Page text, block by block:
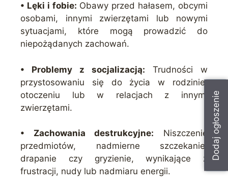
Dodaj ogłoszenie
• Lęki i fobie: Obawy przed hałasem, obcymi
osobami, innymi zwierzętami lub nowymi
sytuacjami, które mogą prowadzić do
niepożądanych zachowań.
• Problemy z socjalizacją: Trudności w
przystosowaniu się do życia w rodzinie,
otoczeniu lub w relacjach z innymi
zwierzętami.
• Zachowania destrukcyjne: Niszczenie
przedmiotów, nadmierne szczekanie,
drapanie czy gryzienie, wynikające z
frustracji, nudy lub nadmiaru energii.